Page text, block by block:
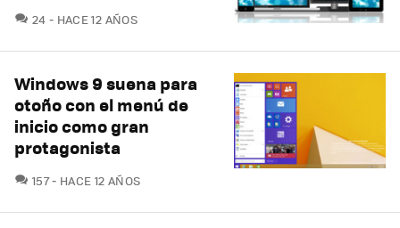
24 COMENTARIOS
HACE 12 AÑOS
Windows 9 suena para
otoño con el menú de
inicio como gran
protagonista
157COMENTARIOS
HACE 12 AÑOS